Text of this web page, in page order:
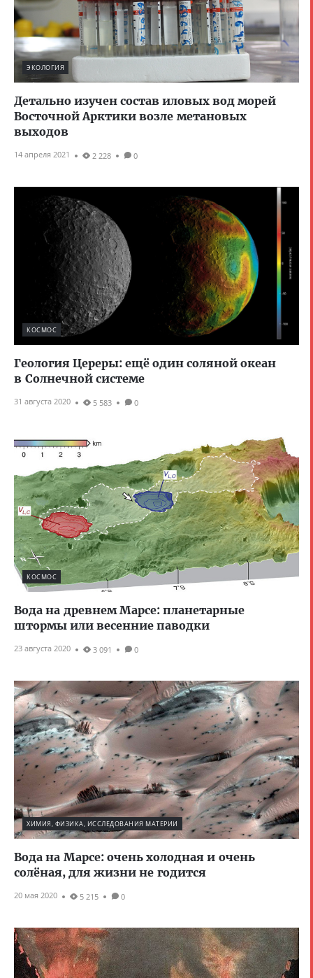
ЭКОЛОГИЯ
Детально изучен состав иловых вод морей
Восточной Арктики возле метановых
выходов
14 апреля 2021 2 228 0
КОСМОС
Геология Цереры: ещё один соляной океан
в Солнечной системе
31 августа 2020 5 583 0
КОСМОС
Вода на древнем Марсе: планетарные
штормы или весенние паводки
23 августа 2020 3 091 0
ХИМИЯ, ФИЗИКА, ИССЛЕДОВАНИЯ МАТЕРИИ
Вода на Марсе: очень холодная и очень
солёная, для жизни не годится
20 мая 2020 5 215 0